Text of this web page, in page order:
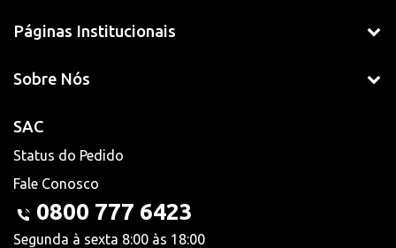
Páginas Institucionais
Sobre Nós
SAC
Status do Pedido
Fale Conosco
0800 777 6423
Segunda à sexta 8:00 às 18:00